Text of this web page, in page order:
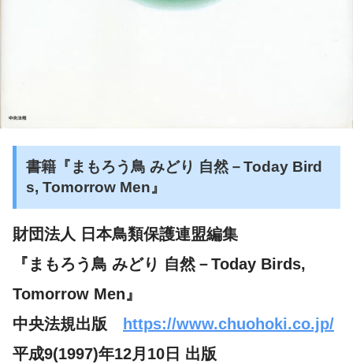
書籍『まもろう鳥 みどり 自然－Today Bird
s, Tomorrow Men』
財団法人 日本鳥類保護連盟編集
『まもろう鳥 みどり 自然－Today Birds,
Tomorrow Men』
中央法規出版
https://www.chuohoki.co.jp/
平成9(1997)年12月10日 出版